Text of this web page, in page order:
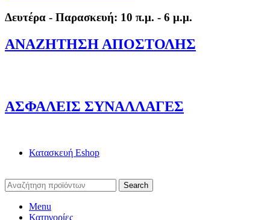
Δευτέρα - Παρασκευή: 10 π.μ. - 6 μ.μ.
ΑΝΑΖΗΤΗΣΗ ΑΠΟΣΤΟΛΗΣ
ΑΣΦΑΛΕΙΣ ΣΥΝΑΛΛΑΓΕΣ
Κατασκευή Eshop
Search
Menu
Κατηγορίες